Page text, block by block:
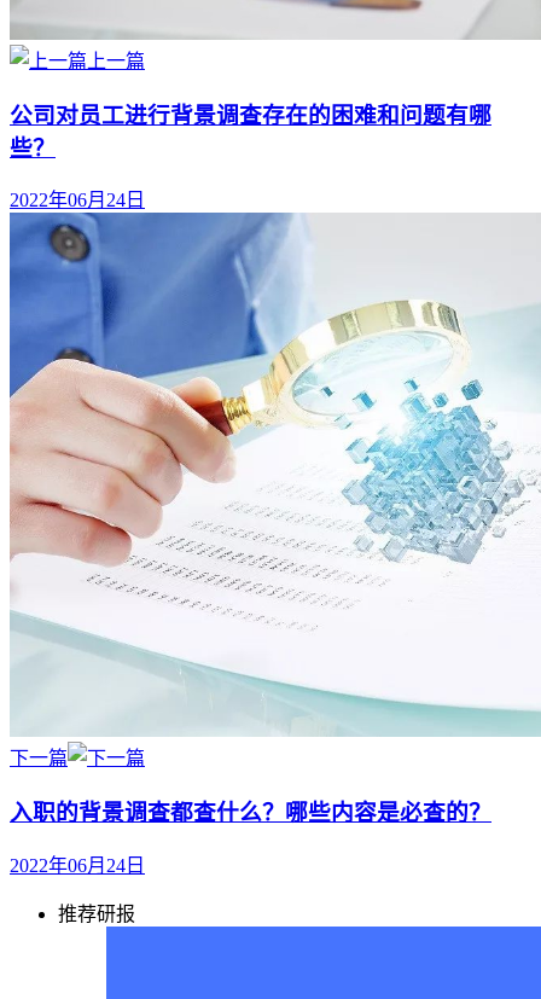
上一篇
公司对员工进行背景调查存在的困难和问题有哪
些？
2022年06月24日
下一篇
入职的背景调查都查什么？哪些内容是必查的？
2022年06月24日
推荐研报